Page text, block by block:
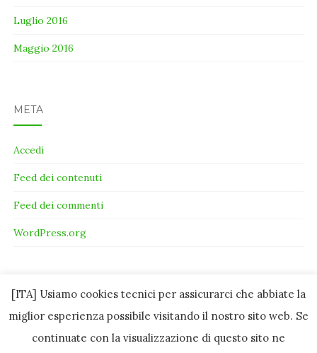
Luglio 2016
Maggio 2016
META
Accedi
Feed dei contenuti
Feed dei commenti
WordPress.org
[ITA] Usiamo cookies tecnici per assicurarci che abbiate la
miglior esperienza possibile visitando il nostro sito web. Se
continuate con la visualizzazione di questo sito ne